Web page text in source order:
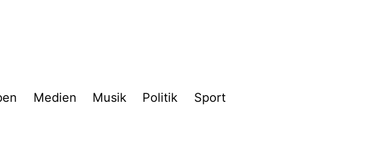
Medien Musik Politik Sport